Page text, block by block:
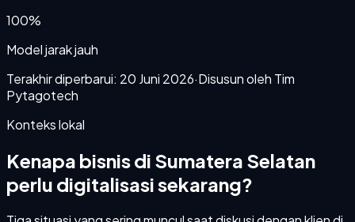
100%
Model jarak jauh
Terakhir diperbarui: 20 Juni 2026·Disusun oleh Tim
Pytagotech
Konteks lokal
Kenapa bisnis di Sumatera Selatan
perlu digitalisasi sekarang?